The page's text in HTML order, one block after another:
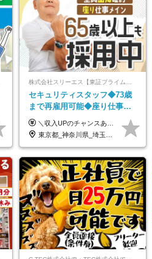
セキュリティスタッフ◆73歳
まで再雇用可能◆座り仕事中
心◆東証プライム上場G◆応
募者全員面接◆賞与年2回
＼収入UPのチャンスあり◎昇給も可能です！／ ◆正社員 月給(地域による）＋グレード手当、深夜手当、残業代（全額支給）等の各種手当＋賞与年2回 ＜東京都／神奈川県（横浜市）＞ 月給21万4000円～27万円 ＜埼玉県／千葉県＞ 月給19万90000円～25万1000円 ＜栃木県／茨城県／山梨県＞ 月給18万4000円～23万6000円 【試用期間】 正社員：3ヵ月 アルバイト：なし ※試用期間と本採用後の給与・待遇に差異はありません ※グレード手当、深夜手当の詳細額は面接にてご案内させていただきます ※正社員は60歳定年のため、60代の方は嘱託社員での採用です。給与条件は嘱託給与となり、退職金と賞与がありません ＼正社員は「グレード認定制」という評価あり！制度勤続年数等に応じて入社時から手当を支給／ ◆グレードI：＋2000円（入社時～） ◆グレードII：＋5000円（在籍1年以上＆当社基準に当てはまる方） ◆グレードIII：＋1万円（社内試験の合格者） ◆アルバイト・パート 東京都:時給1226円 神奈川県:時給1225円 千葉県：時給1140円 埼玉県:時給1141円 栃木県:1068円 茨城県:1074円 山梨県:1052円
東京都_神奈川県_埼玉県_千葉県_茨城県_栃木県_山梨県